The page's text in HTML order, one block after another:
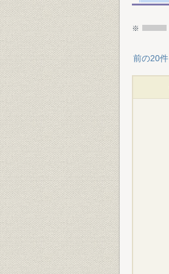
※
前の20件